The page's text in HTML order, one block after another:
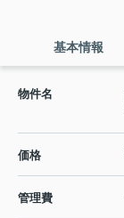
基本情報
物件名
価格
管理費